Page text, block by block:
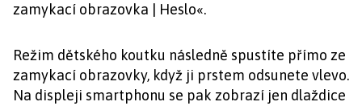
zamykací obrazovka | Heslo«.
Režim dětského koutku následně spustíte přímo ze
zamykací obrazovky, když ji prstem odsunete vlevo.
Na displeji smartphonu se pak zobrazí jen dlaždice